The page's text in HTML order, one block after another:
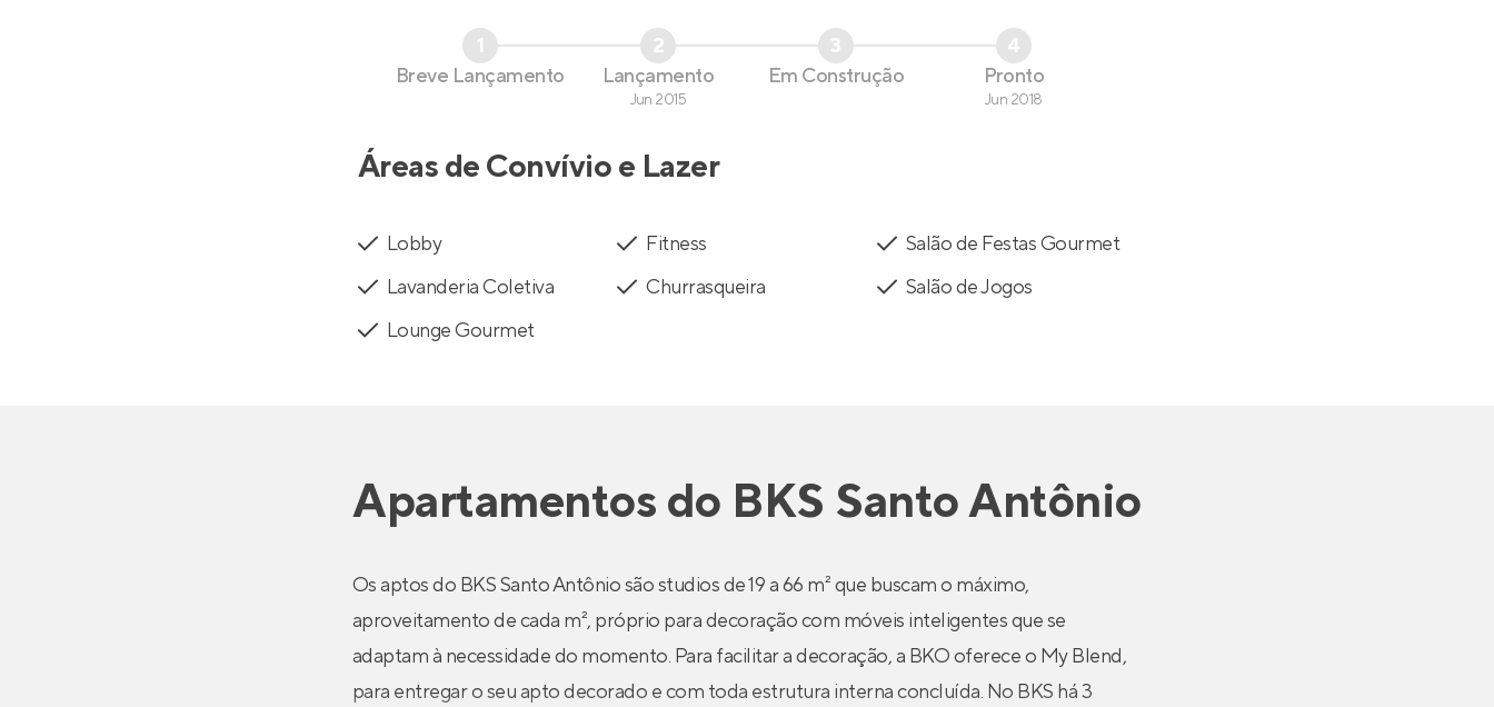
1
Breve Lançamento
2
Lançamento
Jun 2015
3
Em Construção
4
Pronto
Jun 2018
Áreas de Convívio e Lazer
Lobby Fitness
Salão de Festas Gourmet
Lavanderia Coletiva
Churrasqueira
Salão de Jogos
Lounge Gourmet
Apartamentos do BKS Santo Antônio
Os aptos do BKS Santo Antônio são studios de 19 a 66 m² que buscam o máximo,
aproveitamento de cada m², próprio para decoração com móveis inteligentes que se
adaptam à necessidade do momento. Para facilitar a decoração, a BKO oferece o My Blend,
para entregar o seu apto decorado e com toda estrutura interna concluída. No BKS há 3